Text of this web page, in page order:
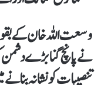
وسعت اللہ خان کے
نے پانچ گنا بڑے دشمن
تنصیبات کو نشانہ